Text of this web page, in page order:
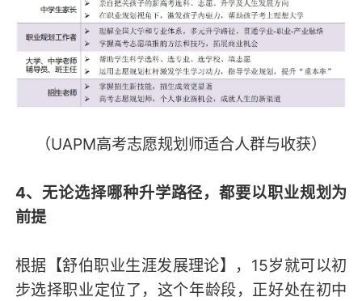
（UAPM高考志愿规划师适合人群与收获）
4、无论选择哪种升学路径，都要以职业规划为
前提
根据【舒伯职业生涯发展理论】，15岁就可以初
步选择职业定位了，这个年龄段，正好处在初中